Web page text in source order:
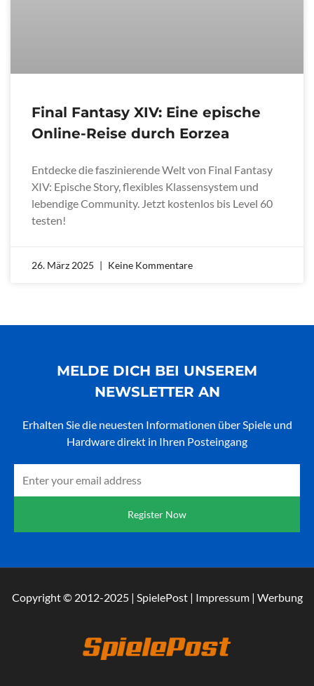
Final Fantasy XIV: Eine epische
Online-Reise durch Eorzea
Entdecke die faszinierende Welt von Final Fantasy
XIV: Epische Story, flexibles Klassensystem und
lebendige Community. Jetzt kostenlos bis Level 60
testen!
26. März 2025 Keine Kommentare
MELDE DICH BEI UNSEREM
NEWSLETTER AN
Erhalten Sie die neuesten Informationen über Spiele und
Hardware direkt in Ihren Posteingang
Register Now
Copyright © 2012-2025 | SpielePost | Impressum | Werbung